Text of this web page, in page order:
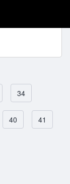
Page
34
Page
40 Page
41